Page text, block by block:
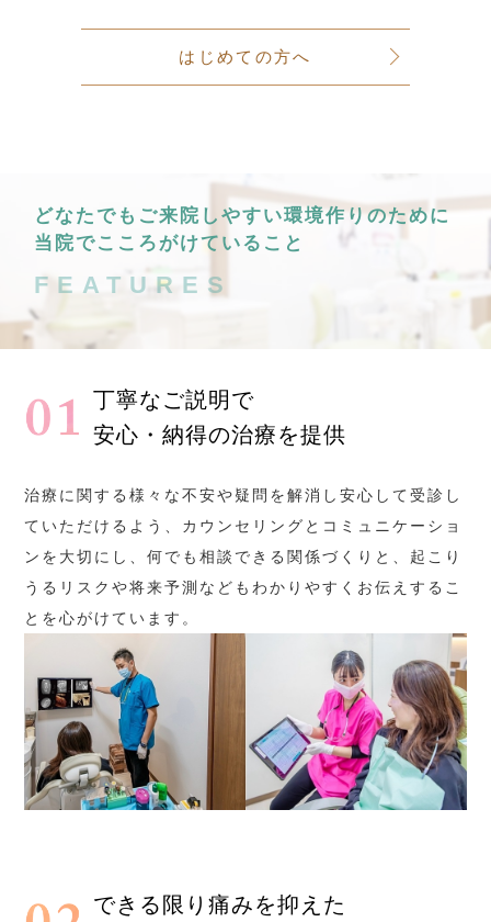
はじめての方へ
どなたでもご来院しやすい環境作りのために
当院でこころがけていること
FEATURES
丁寧なご説明で
安心・納得の治療を提供
治療に関する様々な不安や疑問を解消し安心して受診し
ていただけるよう、カウンセリングとコミュニケーショ
ンを大切にし、何でも相談できる関係づくりと、起こり
うるリスクや将来予測などもわかりやすくお伝えするこ
とを心がけています。
できる限り痛みを抑えた